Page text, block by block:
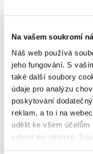
Na vašem soukromí
Náš web používá
jeho fungování. S
také další soubory
údaje pro analýzu
poskytování
reklam, a to i na
udělit ke všem
vybrat jen některé.
Akce
479 Kč 599 Kč
5,0/5 (6x)